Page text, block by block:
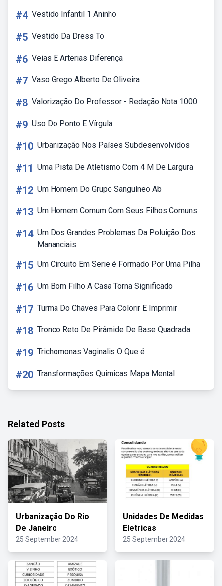
#4 Vestido Infantil 1 Aninho
#5 Vestido Da Dress To
#6 Veias E Arterias Diferença
#7 Vaso Grego Alberto De Oliveira
#8 Valorização Do Professor - Redação Nota 1000
#9 Uso Do Ponto E Vírgula
#10 Urbanização Nos Países Subdesenvolvidos
#11 Uma Pista De Atletismo Com 4 M De Largura
#12 Um Homem Do Grupo Sanguíneo Ab
#13 Um Homem Comum Com Seus Filhos Comuns
#14 Um Dos Grandes Problemas Da Poluição Dos
Mananciais
#15 Um Circuito Em Serie é Formado Por Uma Pilha
#16 Um Bom Filho A Casa Torna Significado
#17 Turma Do Chaves Para Colorir E Imprimir
#18 Tronco Reto De Pirâmide De Base Quadrada.
#19 Trichomonas Vaginalis O Que é
#20 Transformações Quimicas Mapa Mental
Related Posts
Urbanização Do Rio
De Janeiro
25 September 2024
Unidades De Medidas
Eletricas
25 September 2024